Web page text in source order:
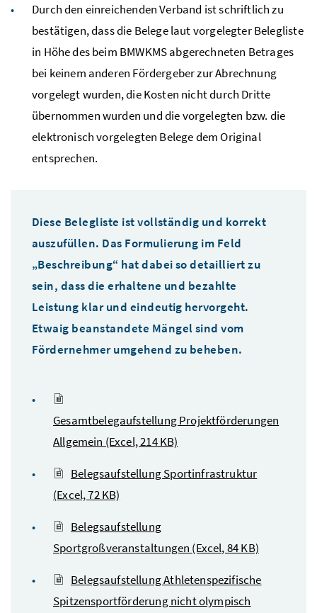
Durch den einreichenden Verband ist schriftlich zu
bestätigen, dass die Belege laut vorgelegter Belegliste
in Höhe des beim BMWKMS abgerechneten Betrages
bei keinem anderen Fördergeber zur Abrechnung
vorgelegt wurden, die Kosten nicht durch Dritte
übernommen wurden und die vorgelegten bzw. die
elektronisch vorgelegten Belege dem Original
entsprechen.
Diese Belegliste ist vollständig und korrekt
auszufüllen. Das Formulierung im Feld
„Beschreibung“ hat dabei so detailliert zu
sein, dass die erhaltene und bezahlte
Leistung klar und eindeutig hervorgeht.
Etwaig beanstandete Mängel sind vom
Fördernehmer umgehend zu beheben.
Gesamtbelegaufstellung Projektförderungen
Allgemein (Excel, 214 KB)
Belegsaufstellung Sportinfrastruktur
(Excel, 72 KB)
Belegsaufstellung
Sportgroßveranstaltungen (Excel, 84 KB)
Belegsaufstellung Athletenspezifische
Spitzensportförderung nicht olympisch